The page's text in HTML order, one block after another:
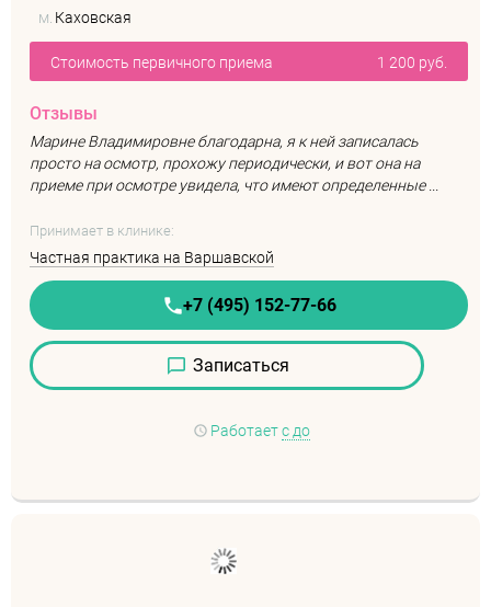
м. Каховская
Стоимость первичного приема 1 200 руб.
Отзывы
Марине Владимировне благодарна, я к ней записалась
просто на осмотр, прохожу периодически, и вот она на
приеме при осмотре увидела, что имеют определенные ...
Принимает в клинике:
Частная практика на Варшавской
+7 (495) 152-77-66
Записаться
Работает с до